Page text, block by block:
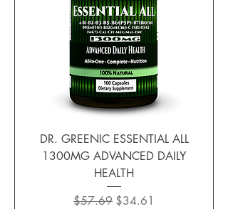
DR. GREENIC ESSENTIAL ALL
1300MG ADVANCED DAILY
HEALTH
通常価格
$57.69 セール価格
$34.61